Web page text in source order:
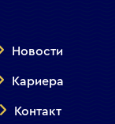
Новости
Кариера
Контакт